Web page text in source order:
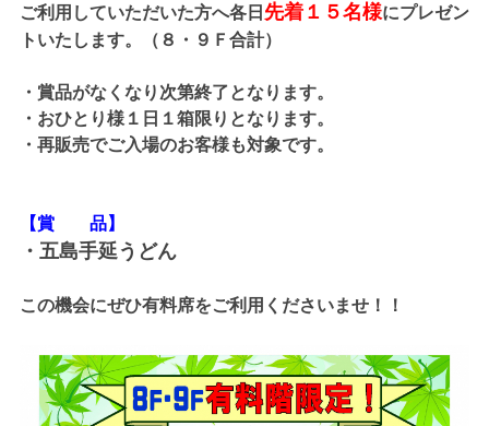
ご利用していただいた方へ各日 先着１５名様にプレゼン
トいたします。（８・９Ｆ合計）
・賞品がなくなり次第終了となります。
・おひとり様１日１箱限りとなります。
・再販売でご入場のお客様も対象です。
【賞 品】
・五島手延うどん
この機会にぜひ有料席をご利用くださいませ！！